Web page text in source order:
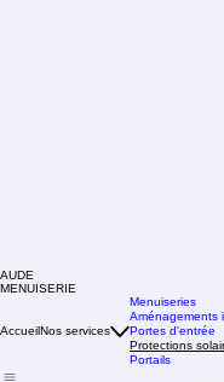
MENUISERIE
Accueil
Menuiseries
Aménagements